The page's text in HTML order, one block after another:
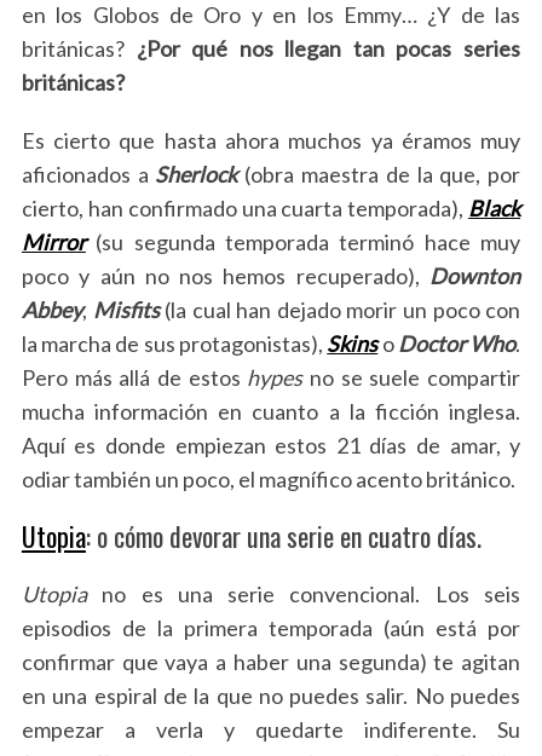
en los Globos de Oro y en los Emmy… ¿Y de las
británicas? ¿Por qué nos llegan tan pocas series
británicas?
Es cierto que hasta ahora muchos ya éramos muy
aficionados a Sherlock(obra maestra de la que, por
cierto, han confirmado una cuarta temporada), Black
Mirror(su segunda temporada terminó hace muy
poco y aún no nos hemos recuperado), Downton
Abbey, Misfits(la cual han dejado morir un poco con
la marcha de sus protagonistas), Skins oDoctor Who.
Pero más allá de estos hypesno se suele compartir
mucha información en cuanto a la ficción inglesa.
Aquí es donde empiezan estos 21 días de amar, y
odiar también un poco, el magnífico acento británico.
Utopia: o cómo devorar una serie en cuatro días.
Utopiano es una serie convencional. Los seis
episodios de la primera temporada (aún está por
confirmar que vaya a haber una segunda) te agitan
en una espiral de la que no puedes salir. No puedes
empezar a verla y quedarte indiferente. Su